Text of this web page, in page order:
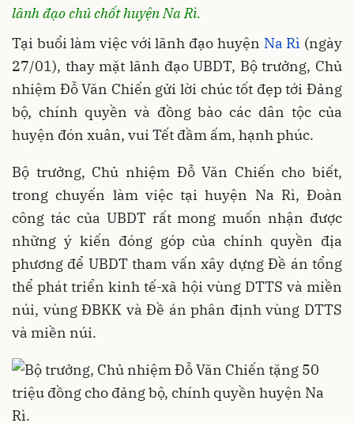
lãnh đạo chủ chốt huyện Na Rì.
Tại buổi làm việc với lãnh đạo huyện Na Rì (ngày
27/01), thay mặt lãnh đạo UBDT, Bộ trưởng, Chủ
nhiệm Đỗ Văn Chiến gửi lời chúc tốt đẹp tới Đảng
bộ, chính quyền và đồng bào các dân tộc của
huyện đón xuân, vui Tết đầm ấm, hạnh phúc.
Bộ trưởng, Chủ nhiệm Đỗ Văn Chiến cho biết,
trong chuyến làm việc tại huyện Na Rì, Đoàn
công tác của UBDT rất mong muốn nhận được
những ý kiến đóng góp của chính quyền địa
phương để UBDT tham vấn xây dựng Đề án tổng
thể phát triển kinh tế-xã hội vùng DTTS và miền
núi, vùng ĐBKK và Đề án phân định vùng DTTS
và miền núi.